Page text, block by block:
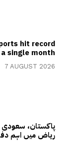
hit record
single month
7 AUGUST 2026
پاکستان، سعودی
ریاض میں اہم